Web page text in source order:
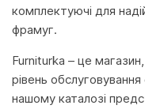
комплектуючі для
фрамуг.
Furniturka – це
рівень
нашому каталозі